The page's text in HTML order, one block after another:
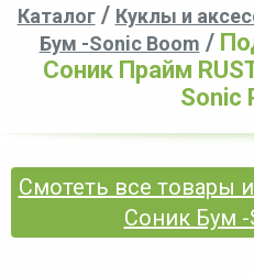
Каталог/ Куклы и
Бум -Sonic Boom /
Соник Прайм
Sonic
Смотеть все товары
Соник Бум -